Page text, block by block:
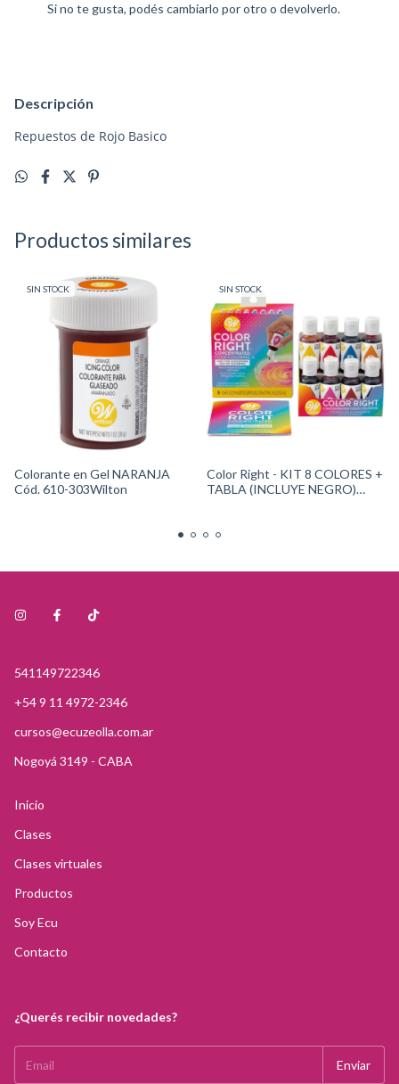
Si no te gusta, podés cambiarlo por otro o devolverlo.
Descripción
Repuestos de Rojo Basico
Productos similares
SIN STOCK
Colorante en Gel NARANJA
Cód. 610-303Wilton
SIN STOCK
Color Right - KIT 8 COLORES +
TABLA (INCLUYE NEGRO)
541149722346
+54 9 11 4972-2346
cursos@ecuzeolla.com.ar
Nogoyá 3149 - CABA
Inicio
Clases
Clases virtuales
Productos
Soy Ecu
Contacto
¿Querés recibir novedades?